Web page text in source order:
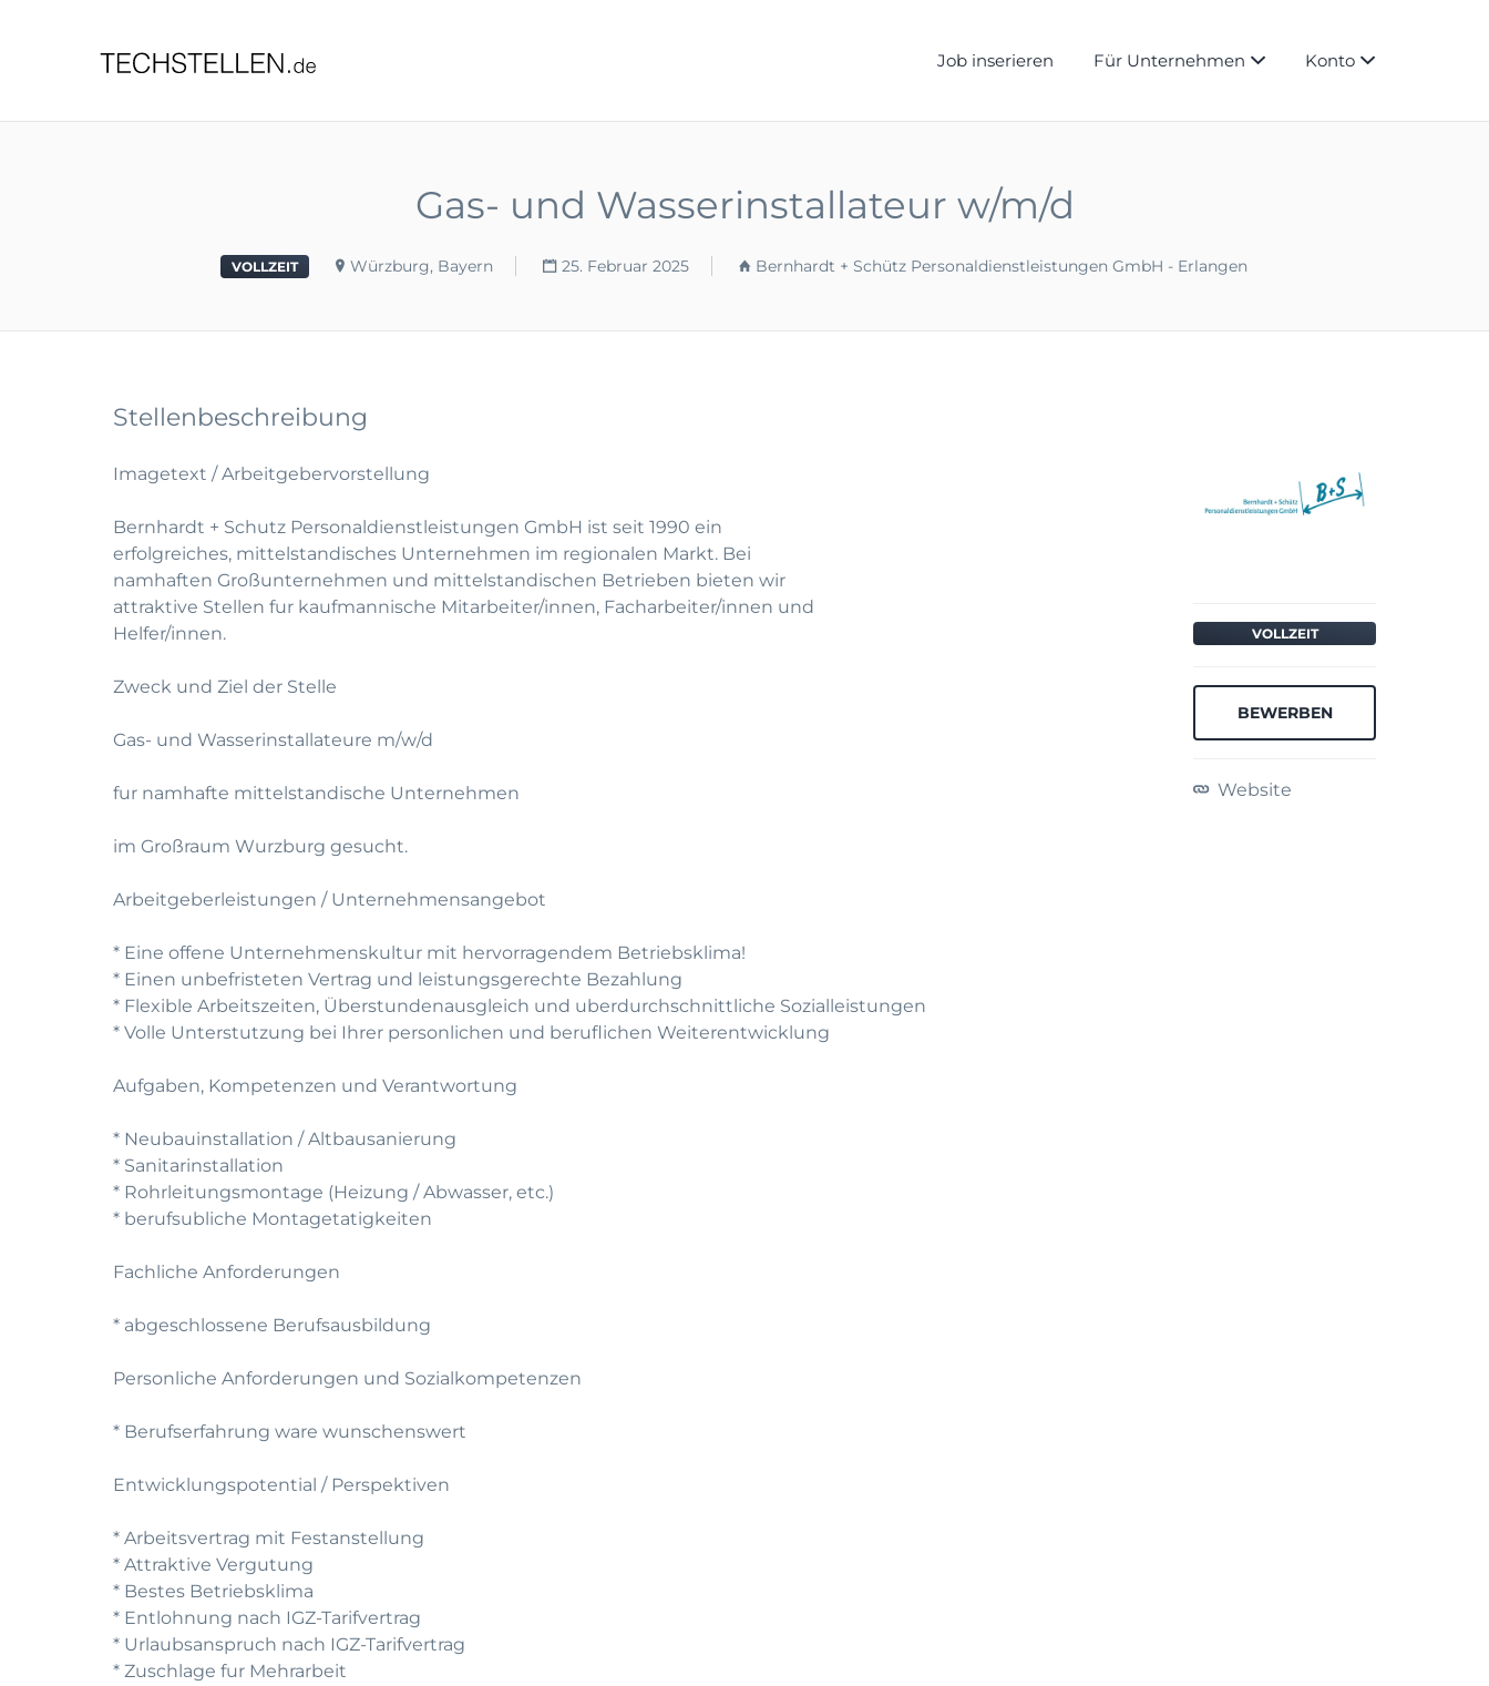
Job inserieren Für Unternehmen Konto
Gas- und Wasserinstallateur w/m/d
VOLLZEIT Würzburg, Bayern 25. Februar 2025 Bernhardt + Schütz Personaldienstleistungen GmbH - Erlangen
Stellenbeschreibung
Imagetext / Arbeitgebervorstellung
Bernhardt + Schutz Personaldienstleistungen GmbH ist seit 1990 ein
erfolgreiches, mittelstandisches Unternehmen im regionalen Markt. Bei
namhaften Großunternehmen und mittelstandischen Betrieben bieten wir
attraktive Stellen fur kaufmannische Mitarbeiter/innen, Facharbeiter/innen und
Helfer/innen.
Zweck und Ziel der Stelle
Gas- und Wasserinstallateure m/w/d
fur namhafte mittelstandische Unternehmen
im Großraum Wurzburg gesucht.
Arbeitgeberleistungen / Unternehmensangebot
* Eine offene Unternehmenskultur mit hervorragendem Betriebsklima!
* Einen unbefristeten Vertrag und leistungsgerechte Bezahlung
* Flexible Arbeitszeiten, Überstundenausgleich und uberdurchschnittliche Sozialleistungen
* Volle Unterstutzung bei Ihrer personlichen und beruflichen Weiterentwicklung
Aufgaben, Kompetenzen und Verantwortung
* Neubauinstallation / Altbausanierung
* Sanitarinstallation
* Rohrleitungsmontage (Heizung / Abwasser, etc.)
* berufsubliche Montagetatigkeiten
Fachliche Anforderungen
* abgeschlossene Berufsausbildung
Personliche Anforderungen und Sozialkompetenzen
* Berufserfahrung ware wunschenswert
Entwicklungspotential / Perspektiven
* Arbeitsvertrag mit Festanstellung
* Attraktive Vergutung
* Bestes Betriebsklima
* Entlohnung nach IGZ-Tarifvertrag
* Urlaubsanspruch nach IGZ-Tarifvertrag
* Zuschlage fur Mehrarbeit
VOLLZEIT
BEWERBEN
Website